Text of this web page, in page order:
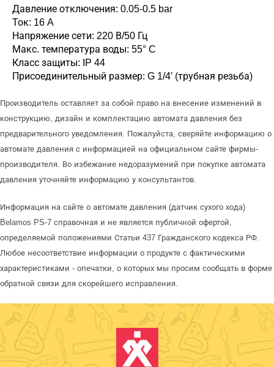
Давление отключения: 0.05-0.5 bar
Ток: 16 A
Напряжение сети: 220 В/50 Гц
Макс. температура воды: 55° C
Класс защиты: IP 44
Присоединительный размер: G 1/4′ (трубная резьба)
Производитель оставляет за собой право на внесение изменений в
конструкцию, дизайн и комплектацию автомата давления без
предварительного уведомления. Пожалуйста, сверяйте информацию о
автомате давления с информацией на официальном сайте фирмы-
производителя. Во избежание недоразумений при покупке автомата
давления уточняйте информацию у консультантов.
Информация на сайте о автомате давления (датчик сухого хода)
Belamos PS-7 справочная и не является публичной офертой,
определяемой положениями Статьи 437 Гражданского кодекса РФ.
Любое несоответствие информации о продукте с фактическими
характеристиками - опечатки, о которых мы просим сообщать в форме
обратной связи для скорейшего исправления.